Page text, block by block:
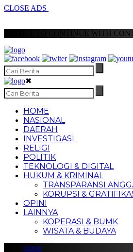
CLOSE ADS
SCROLL TO CONTINUE WITH
✖
HOME
NASIONAL
DAERAH
INVESTIGASI
RELIGI
POLITIK
TEKNOLOGI & DIGITAL
HUKUM & KRIMINAL
TRANSPARANSI
KORUPSI &
OPINI
LAINNYA
KOPERASI & BUMK
WISATA & BUDAYA
HOME